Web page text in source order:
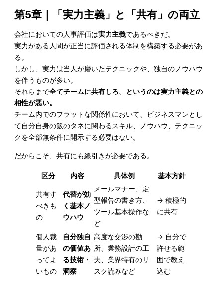
第5章 「実力主義」と「共有」の両立
会社においての人事評価は実力主義であるべきだ。
実力がある人間が正当に評価される体制を構築する必要があ
る。
しかし、実力は当人が磨いたテクニックや、独自のノウハウ
を伴うものが多い。
それらまで全てチームに共有しろ、というのは実力主義との
相性が悪い。
チーム内でのフラットな関係性において、ビジネスマンとし
て自分自身の飯のタネに関わるスキル、ノウハウ、テクニッ
クを全部無条件に開示する必要はない。
だからこそ、共有にも線引きが必要である。
区分 内容 具体例 基本方針
共有す
べきも
の
代替が効
く基本ノ
ウハウ
メールマナー、定
型報告の書き方、
ツール基本操作な
ど
→ 積極的
に共有
個人裁
量があ
ってよ
いもの
自分独自
の価値あ
る技術・
洞察
高度な交渉の勘
所、業務設計の工
夫、業界特有のリ
スク読みなど
→ 自分で
許せる範
囲で教え
込む